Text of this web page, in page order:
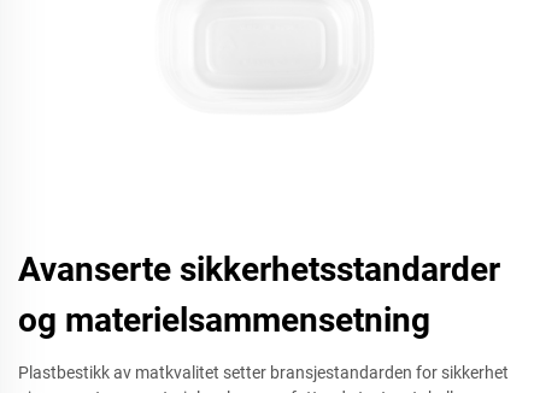
Avanserte sikkerhetsstandarder
og materielsammensetning
Plastbestikk av matkvalitet setter bransjestandarden for sikkerhet